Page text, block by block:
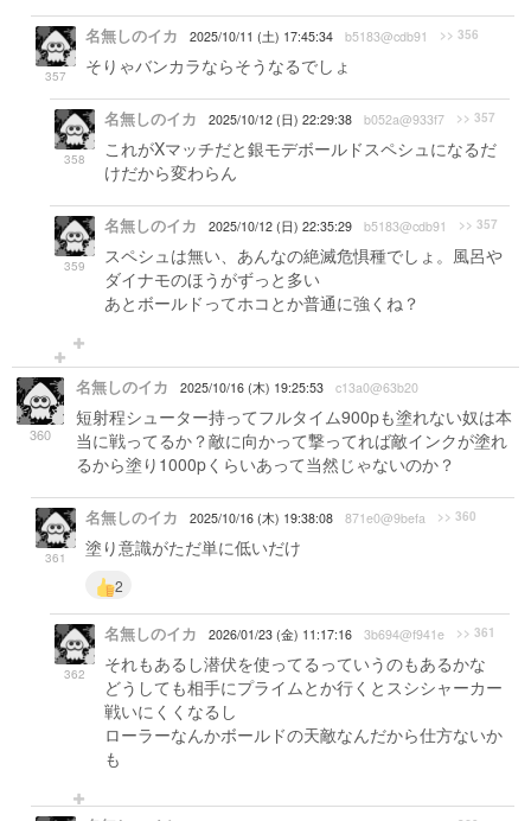
357
名無しのイカ 2025/10/11 (土) 17:45:34 b5183@cdb91 >> 356
そりゃバンカラならそうなるでしょ
358
名無しのイカ 2025/10/12 (日) 22:29:38 b052a@933f7 >> 357
これがXマッチだと銀モデボールドスペシュになるだ
けだから変わらん
359
名無しのイカ 2025/10/12 (日) 22:35:29 b5183@cdb91 >> 357
スペシュは無い、あんなの絶滅危惧種でしょ。風呂や
ダイナモのほうがずっと多い
あとボールドってホコとか普通に強くね？
360
名無しのイカ 2025/10/16 (木) 19:25:53 c13a0@63b20
短射程シューター持ってフルタイム900pも塗れない奴は本
当に戦ってるか？敵に向かって撃ってれば敵インクが塗れ
るから塗り1000pくらいあって当然じゃないのか？
361
名無しのイカ 2025/10/16 (木) 19:38:08 871e0@9befa >> 360
塗り意識がただ単に低いだけ
2
362
名無しのイカ 2026/01/23 (金) 11:17:16 3b694@f941e >> 361
それもあるし潜伏を使ってるっていうのもあるかな
どうしても相手にプライムとか行くとスシシャーカー
戦いにくくなるし
ローラーなんかボールドの天敵なんだから仕方ないか
も